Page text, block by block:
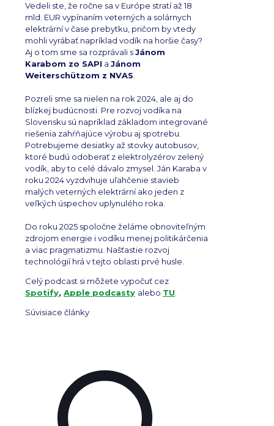
Vedeli ste, že ročne sa v Európe stratí až 18
mld. EUR vypínaním veterných a solárnych
elektrární v čase prebytku, pričom by vtedy
mohli vyrábať napríklad vodík na horšie časy?
Aj o tom sme sa rozprávali sJánom
Karabom zo SAPI a Jánom
Weiterschützom z NVAS.
Pozreli sme sa nielen na rok 2024, ale aj do
blízkej budúcnosti. Pre rozvoj vodíka na
Slovensku sú napríklad základom integrované
riešenia zahŕňajúce výrobu aj spotrebu.
Potrebujeme desiatky až stovky autobusov,
ktoré budú odoberať z elektrolyzérov zelený
vodík, aby to celé dávalo zmysel. Ján Karaba v
roku 2024 vyzdvihuje uľahčenie stavieb
malých veterných elektrární ako jeden z
veľkých úspechov uplynulého roka.
Do roku 2025 spoločne želáme obnoviteľným
zdrojom energie i vodíku menej politikárčenia
a viac pragmatizmu. Našťastie rozvoj
technológií hrá v tejto oblasti prvé husle.
Celý podcast si môžete vypočuť cez
Spotify, Apple podcasty alebo TU.
Súvisiace články